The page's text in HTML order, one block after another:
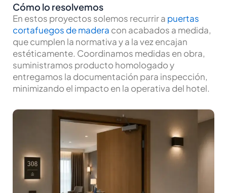
Cómo lo resolvemos
En estos proyectos solemos recurrir a puertas
cortafuegos de madera con acabados a medida,
que cumplen la normativa y a la vez encajan
estéticamente. Coordinamos medidas en obra,
suministramos producto homologado y
entregamos la documentación para inspección,
minimizando el impacto en la operativa del hotel.